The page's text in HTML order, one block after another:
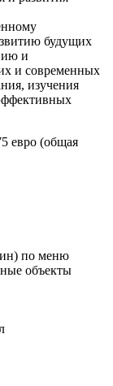
будущих
и
и современных
изучения
евро (общая
по меню
объекты